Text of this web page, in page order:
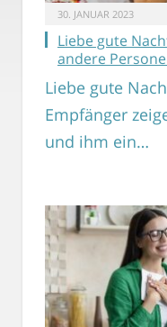
30. JANUAR 2023
Liebe gute
andere
Liebe gute
Empfänger
und ihm ein…